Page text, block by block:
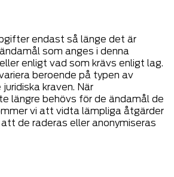
endast så länge det är
som anges i denna
enligt vad som krävs enligt lag.
beroende på typen av
kraven. När
längre behövs för de ändamål de
vi att vidta lämpliga åtgärder
de raderas eller anonymiseras